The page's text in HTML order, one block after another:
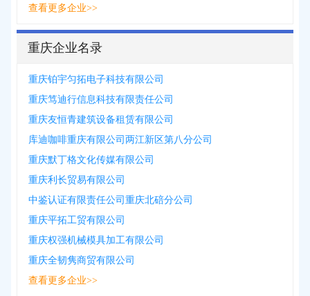
查看更多企业>>
重庆企业名录
重庆铂宇匀拓电子科技有限公司
重庆笃迪行信息科技有限责任公司
重庆友恒青建筑设备租赁有限公司
库迪咖啡重庆有限公司两江新区第八分公司
重庆默丁格文化传媒有限公司
重庆利长贸易有限公司
中鉴认证有限责任公司重庆北碚分公司
重庆平拓工贸有限公司
重庆权强机械模具加工有限公司
重庆全韧隽商贸有限公司
查看更多企业>>